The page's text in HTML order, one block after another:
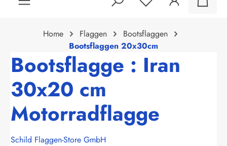
Home Flaggen
Bootsflaggen
Bootsflaggen 20x30cm
Bootsflagge : Iran
30x20 cm
Motorradflagge
Schild Flaggen-Store GmbH